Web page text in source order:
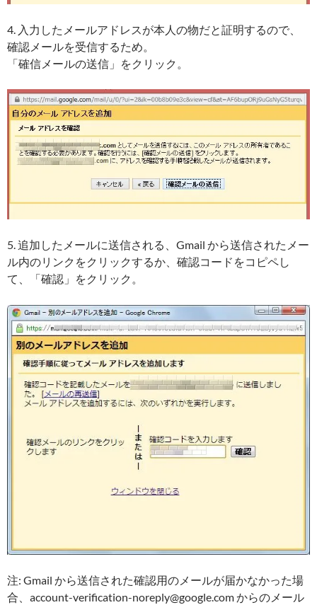
4. 入力したメールアドレスが本人の物だと証明するので、
確認メールを受信するため。
「確信メールの送信」をクリック。
5. 追加したメールに送信される、Gmail から送信されたメー
ル内のリンクをクリックするか、確認コードをコピペし
て、「確認」をクリック。
注: Gmail から送信された確認用のメールが届かなかった場
合、account-verification-noreply@google.com からのメール